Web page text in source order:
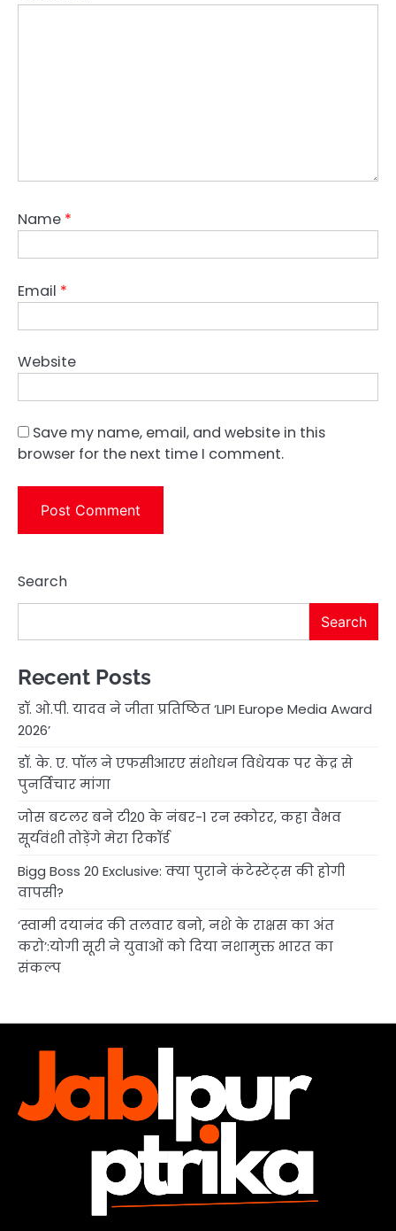
Name *
Email *
Website
Save my name, email, and website in this
browser for the next time I comment.
Search
Search
Recent Posts
डॉ. ओ.पी. यादव ने जीता प्रतिष्ठित ‘LIPI Europe Media Award
2026’
डॉ. के. ए. पॉल ने एफसीआरए संशोधन विधेयक पर केंद्र से
पुनर्विचार मांगा
जोस बटलर बने टी20 के नंबर-1 रन स्कोरर, कहा वैभव
सूर्यवंशी तोड़ेंगे मेरा रिकॉर्ड
Bigg Boss 20 Exclusive: क्या पुराने कंटेस्टेंट्स की होगी
वापसी?
‘स्वामी दयानंद की तलवार बनो, नशे के राक्षस का अंत
करो’:योगी सूरी ने युवाओं को दिया नशामुक्त भारत का
संकल्प